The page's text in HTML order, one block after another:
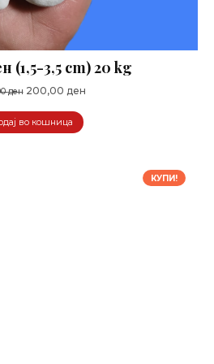
(1,5-3,5 cm) 20 kg
ден Original
was:
200,00 денCurrent
во кошница
КУПИ!